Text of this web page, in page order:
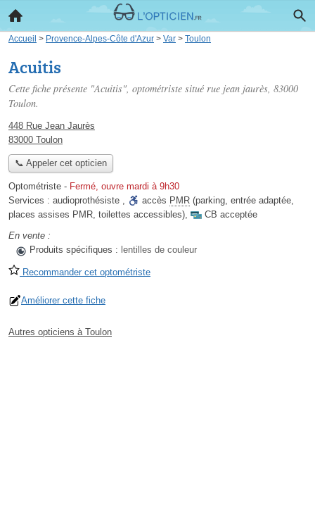
Accueil > Provence-Alpes-Côte d'Azur > Var > Toulon
Acuitis
Cette fiche présente "Acuitis", optométriste situé rue jean jaurès, 83000
Toulon.
448 Rue Jean Jaurès
83000 Toulon
📞 Appeler cet opticien
Optométriste - Fermé, ouvre mardi à 9h30
Services : audioprothésiste , accès PMR (parking, entrée adaptée,
places assises PMR, toilettes accessibles),
CB acceptée
En vente :
Produits spécifiques : lentilles de couleur
Recommander cet optométriste
Améliorer cette fiche
Autres opticiens à Toulon